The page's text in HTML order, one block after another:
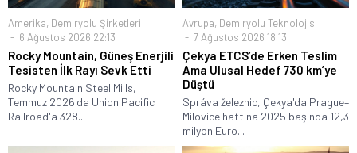
Amerika, Demiryolu Şirketleri
6 Ağustos 2026 22:13
Rocky Mountain, Güneş Enerjili
Tesisten İlk Rayı Sevk Etti
Rocky Mountain Steel Mills,
Temmuz 2026'da Union Pacific
Railroad'a 328...
Avrupa, Demiryolu Teknolojisi
7 Ağustos 2026 18:13
Çekya ETCS’de Erken Teslim
Ama Ulusal Hedef 730 km’ye
Düştü
Správa železnic, Çekya'da Prague–
Milovice hattına 2025 başında 12,3
milyon Euro...